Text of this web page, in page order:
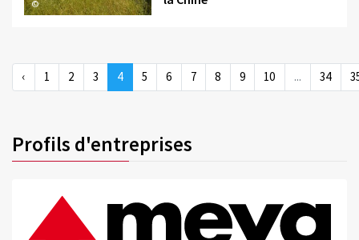
©
‹ 1 2 3 4 5 6 7 8 9 10 ... 34
Profils d'entreprises